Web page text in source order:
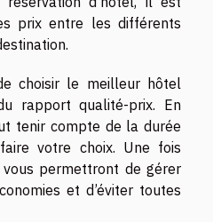
prix entre les différents
choisir le meilleur hôtel
rapport qualité-prix. En
tenir compte de la durée
votre choix. Une fois
vous permettront de gérer
et d’éviter toutes